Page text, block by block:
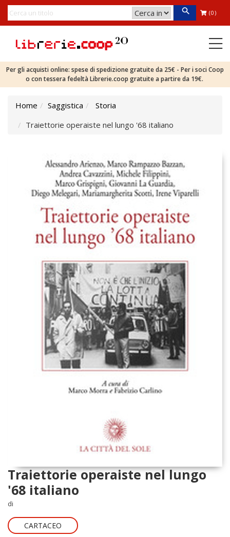
(0)
Per gli acquisti online: spese di spedizione gratuite da 25€ - Per i soci Coop
o con tessera fedeltà Librerie.coop gratuite a partire da 19€.
Home Saggistica
Storia
Traiettorie operaiste nel lungo '68 italiano
Traiettorie operaiste nel lungo
'68 italiano
di
CARTACEO